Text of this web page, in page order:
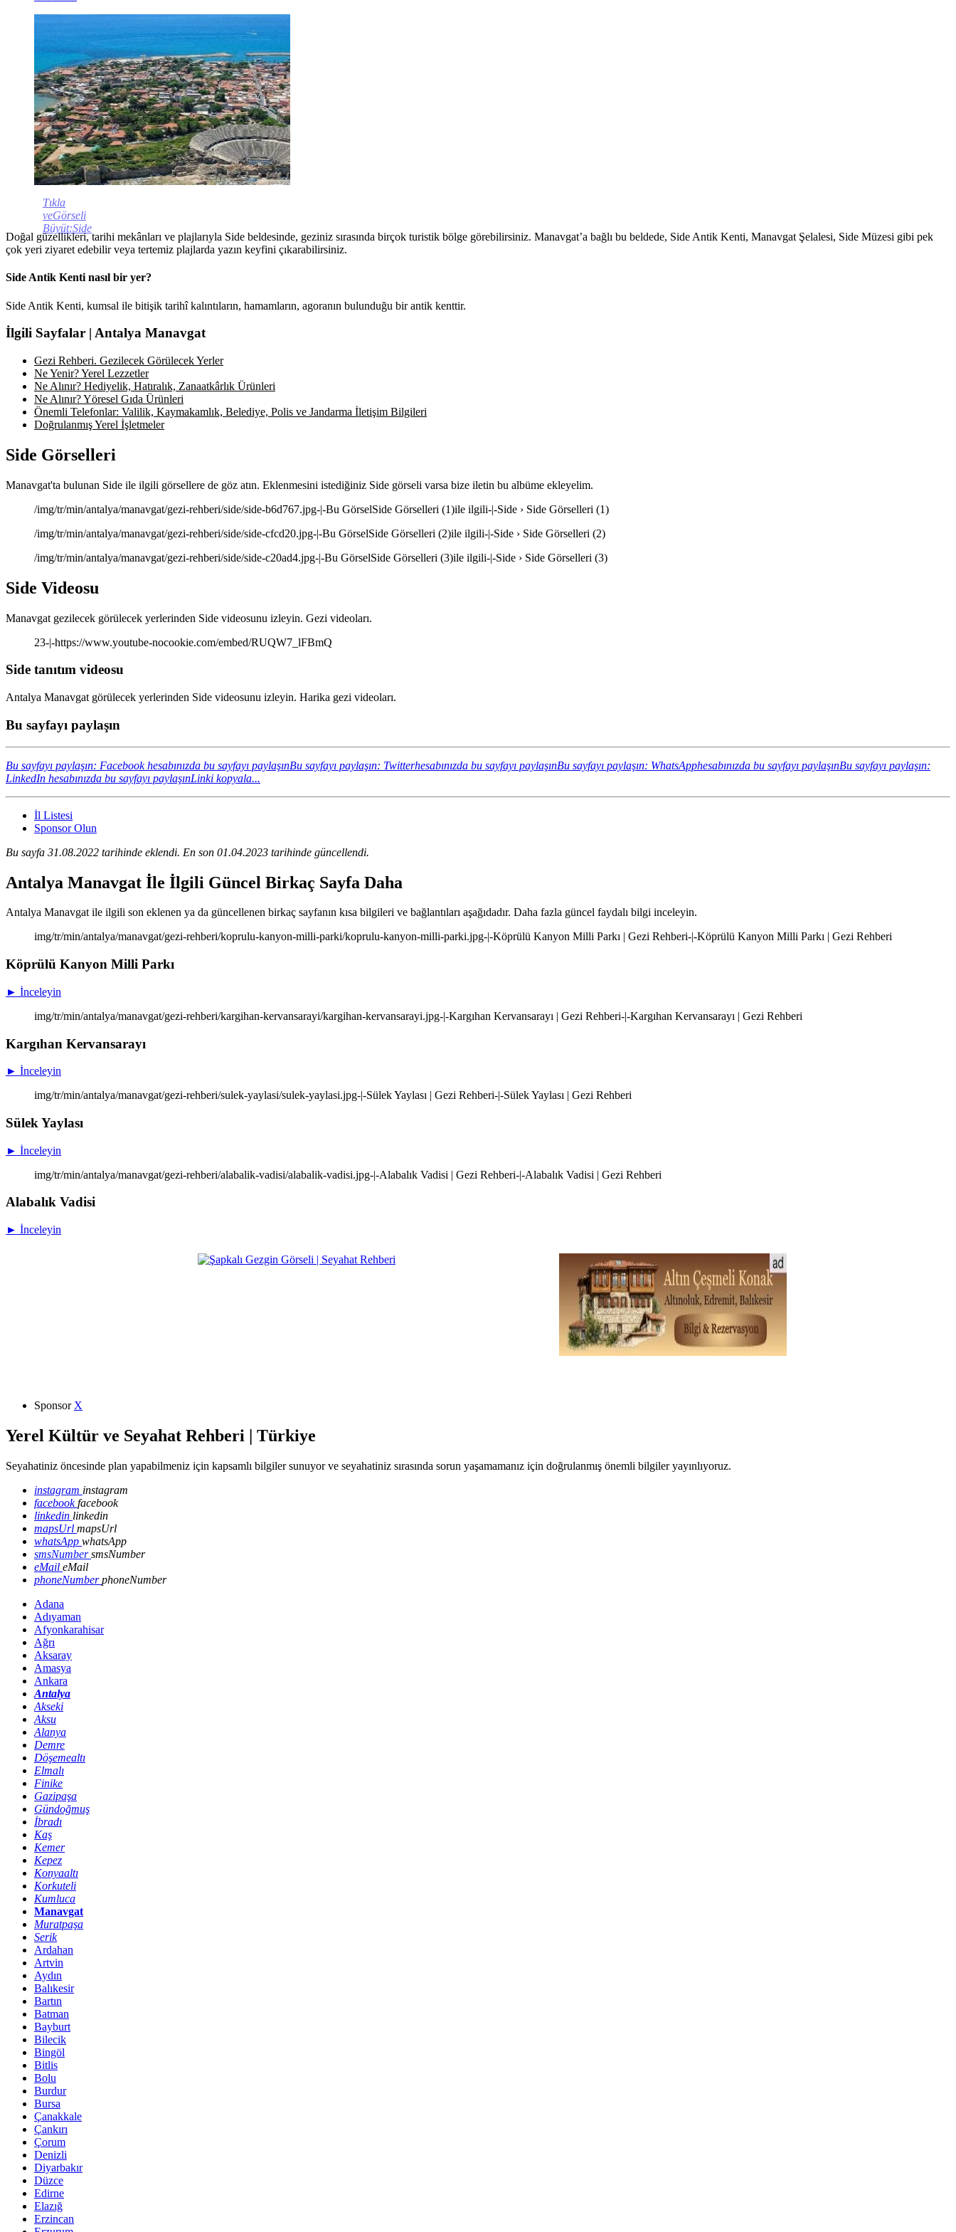
Tıkla
veGörseli
Büyüt:Side
Doğal güzellikleri, tarihi mekânları ve plajlarıyla Side beldesinde, geziniz sırasında birçok turistik bölge görebilirsiniz. Manavgat’a bağlı bu beldede, Side Antik Kenti, Manavgat Şelalesi, Side Müzesi gibi pek
çok yeri ziyaret edebilir veya tertemiz plajlarda yazın keyfini çıkarabilirsiniz.
Side Antik Kenti nasıl bir yer?
Side Antik Kenti, kumsal ile bitişik tarihî kalıntıların, hamamların, agoranın bulunduğu bir antik kenttir.
İlgili Sayfalar | Antalya Manavgat
Gezi Rehberi. Gezilecek Görülecek Yerler
Ne Yenir? Yerel Lezzetler
Ne Alınır? Hediyelik, Hatıralık, Zanaatkârlık Ürünleri
Ne Alınır? Yöresel Gıda Ürünleri
Önemli Telefonlar: Valilik, Kaymakamlık, Belediye, Polis ve Jandarma İletişim Bilgileri
Doğrulanmış Yerel İşletmeler
Side Görselleri
Manavgat'ta bulunan Side ile ilgili görsellere de göz atın. Eklenmesini istediğiniz Side görseli varsa bize iletin bu albüme ekleyelim.
/img/tr/min/antalya/manavgat/gezi-rehberi/side/side-b6d767.jpg-|-Bu GörselSide Görselleri (1)ile ilgili-|-Side › Side Görselleri (1)
/img/tr/min/antalya/manavgat/gezi-rehberi/side/side-cfcd20.jpg-|-Bu GörselSide Görselleri (2)ile ilgili-|-Side › Side Görselleri (2)
/img/tr/min/antalya/manavgat/gezi-rehberi/side/side-c20ad4.jpg-|-Bu GörselSide Görselleri (3)ile ilgili-|-Side › Side Görselleri (3)
Side Videosu
Manavgat gezilecek görülecek yerlerinden Side videosunu izleyin. Gezi videoları.
23-|-https://www.youtube-nocookie.com/embed/RUQW7_lFBmQ
Side tanıtım videosu
Antalya Manavgat görülecek yerlerinden Side videosunu izleyin. Harika gezi videoları.
Bu sayfayı paylaşın
Bu sayfayı paylaşın: Facebook hesabınızda bu sayfayı paylaşınBu sayfayı paylaşın: Twitterhesabınızda bu sayfayı paylaşınBu sayfayı paylaşın: WhatsApphesabınızda bu sayfayı paylaşınBu sayfayı paylaşın:
LinkedIn hesabınızda bu sayfayı paylaşınLinki kopyala...
İl Listesi
Sponsor Olun
Bu sayfa 31.08.2022 tarihinde eklendi. En son 01.04.2023 tarihinde güncellendi.
Antalya Manavgat İle İlgili Güncel Birkaç Sayfa Daha
Antalya Manavgat ile ilgili son eklenen ya da güncellenen birkaç sayfanın kısa bilgileri ve bağlantıları aşağıdadır. Daha fazla güncel faydalı bilgi inceleyin.
img/tr/min/antalya/manavgat/gezi-rehberi/koprulu-kanyon-milli-parki/koprulu-kanyon-milli-parki.jpg-|-Köprülü Kanyon Milli Parkı | Gezi Rehberi-|-Köprülü Kanyon Milli Parkı | Gezi Rehberi
Köprülü Kanyon Milli Parkı
► İnceleyin
img/tr/min/antalya/manavgat/gezi-rehberi/kargihan-kervansarayi/kargihan-kervansarayi.jpg-|-Kargıhan Kervansarayı | Gezi Rehberi-|-Kargıhan Kervansarayı | Gezi Rehberi
Kargıhan Kervansarayı
► İnceleyin
img/tr/min/antalya/manavgat/gezi-rehberi/sulek-yaylasi/sulek-yaylasi.jpg-|-Sülek Yaylası | Gezi Rehberi-|-Sülek Yaylası | Gezi Rehberi
Sülek Yaylası
► İnceleyin
img/tr/min/antalya/manavgat/gezi-rehberi/alabalik-vadisi/alabalik-vadisi.jpg-|-Alabalık Vadisi | Gezi Rehberi-|-Alabalık Vadisi | Gezi Rehberi
Alabalık Vadisi
► İnceleyin
Sponsor X
Yerel Kültür ve Seyahat Rehberi | Türkiye
Seyahatiniz öncesinde plan yapabilmeniz için kapsamlı bilgiler sunuyor ve seyahatiniz sırasında sorun yaşamamanız için doğrulanmış önemli bilgiler yayınlıyoruz.
instagram instagram
facebookfacebook
linkedin linkedin
mapsUrl mapsUrl
whatsApp whatsApp
smsNumbersmsNumber
eMail eMail
phoneNumberphoneNumber
Adana
Adıyaman
Afyonkarahisar
Ağrı
Aksaray
Amasya
Ankara
Antalya
Akseki
Aksu
Alanya
Demre
Döşemealtı
Elmalı
Finike
Gazipaşa
Gündoğmuş
İbradı
Kaş
Kemer
Kepez
Konyaaltı
Korkuteli
Kumluca
Manavgat
Muratpaşa
Serik
Ardahan
Artvin
Aydın
Balıkesir
Bartın
Batman
Bayburt
Bilecik
Bingöl
Bitlis
Bolu
Burdur
Bursa
Çanakkale
Çankırı
Çorum
Denizli
Diyarbakır
Düzce
Edirne
Elazığ
Erzincan